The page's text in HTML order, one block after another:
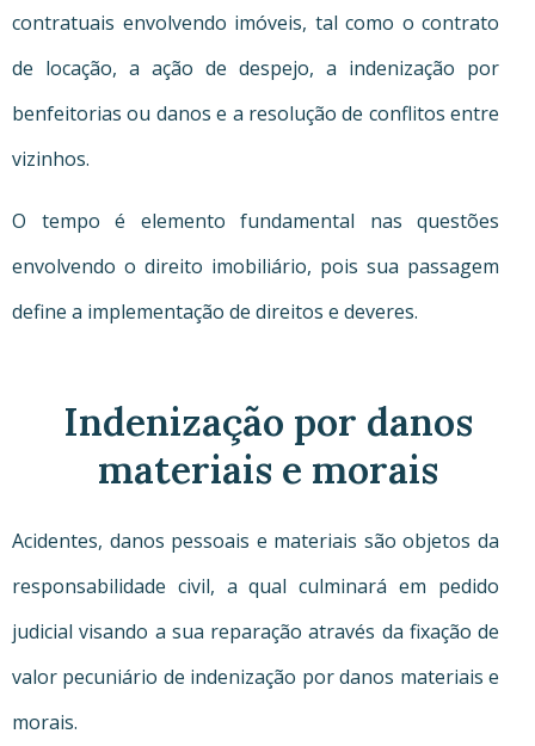
contratuais envolvendo imóveis, tal como o contrato
de locação, a ação de despejo, a indenização por
benfeitorias ou danos e a resolução de conflitos entre
vizinhos.
O tempo é elemento fundamental nas questões
envolvendo o direito imobiliário, pois sua passagem
define a implementação de direitos e deveres.
Indenização por danos
materiais e morais
Acidentes, danos pessoais e materiais são objetos da
responsabilidade civil, a qual culminará em pedido
judicial visando a sua reparação através da fixação de
valor pecuniário de indenização por danos materiais e
morais.